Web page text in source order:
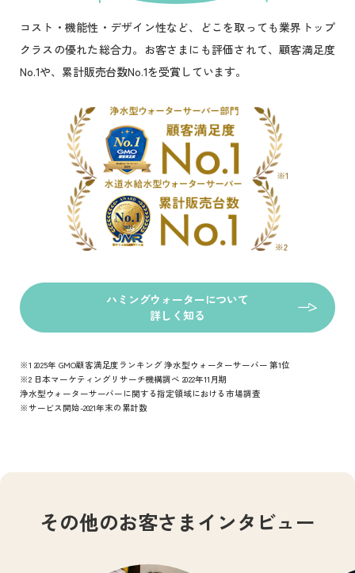
コスト・機能性・デザイン性など、どこを取っても業界トップ
クラスの優れた総合力。お客さまにも評価されて、顧客満足度
No.1や、累計販売台数No.1を受賞しています。
ハミングウォーターについて
詳しく知る
※1 2025年 GMO顧客満足度ランキング 浄水型ウォーターサーバー 第1位
※2 日本マーケティングリサーチ機構調べ 2022年11月期
浄水型ウォーターサーバーに関する指定領域における市場調査
※サービス開始-2021年末の累計数
その他のお客さまインタビュー